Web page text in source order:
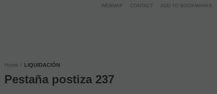
WEBMAP CONTACT ADD TO BOOKMARKS
Home LIQUIDACIÓN
Pestaña postiza 237